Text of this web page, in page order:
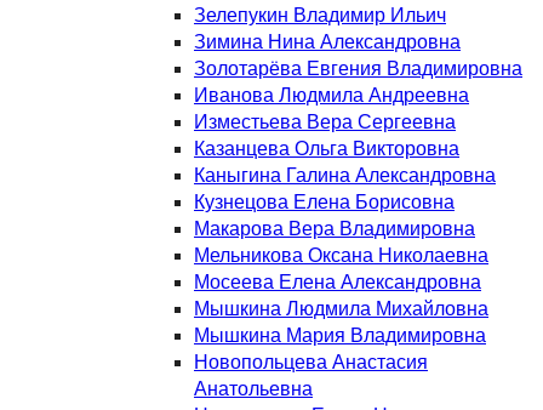
Зелепукин Владимир Ильич
Зимина Нина Александровна
Золотарёва Евгения Владимировна
Иванова Людмила Андреевна
Изместьева Вера Сергеевна
Казанцева Ольга Викторовна
Каныгина Галина Александровна
Кузнецова Елена Борисовна
Макарова Вера Владимировна
Мельникова Оксана Николаевна
Мосеева Елена Александровна
Мышкина Людмила Михайловна
Мышкина Мария Владимировна
Новопольцева Анастасия
Анатольевна